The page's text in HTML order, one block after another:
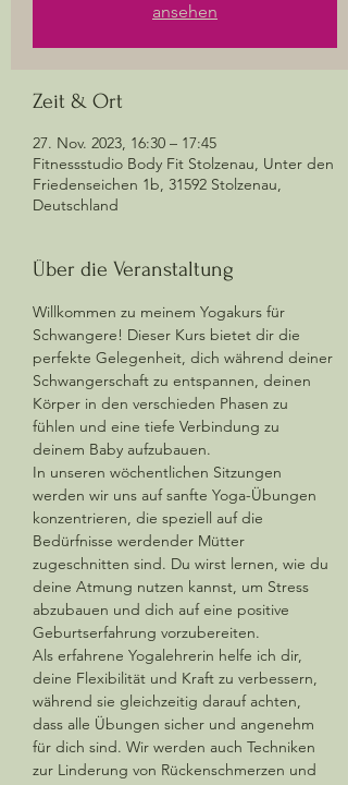
ansehen
Zeit & Ort
27. Nov. 2023, 16:30 – 17:45
Fitnessstudio Body Fit Stolzenau, Unter den
Friedenseichen 1b, 31592 Stolzenau,
Deutschland
Über die Veranstaltung
Willkommen zu meinem Yogakurs für
Schwangere! Dieser Kurs bietet dir die
perfekte Gelegenheit, dich während deiner
Schwangerschaft zu entspannen, deinen
Körper in den verschieden Phasen zu
fühlen und eine tiefe Verbindung zu
deinem Baby aufzubauen.
In unseren wöchentlichen Sitzungen
werden wir uns auf sanfte Yoga-Übungen
konzentrieren, die speziell auf die
Bedürfnisse werdender Mütter
zugeschnitten sind. Du wirst lernen, wie du
deine Atmung nutzen kannst, um Stress
abzubauen und dich auf eine positive
Geburtserfahrung vorzubereiten.
Als erfahrene Yogalehrerin helfe ich dir,
deine Flexibilität und Kraft zu verbessern,
während sie gleichzeitig darauf achten,
dass alle Übungen sicher und angenehm
für dich sind. Wir werden auch Techniken
zur Linderung von Rückenschmerzen und